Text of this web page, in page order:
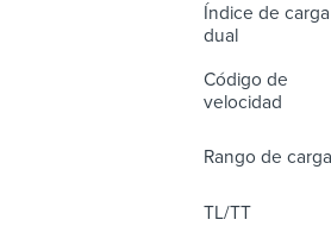
Índice de carga
dual
Código de
velocidad
Rango de carga
TL/TT